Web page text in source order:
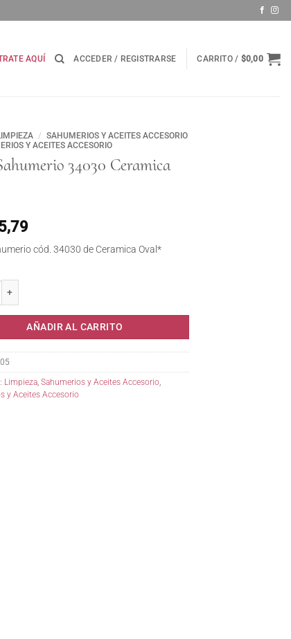
AQUÍ ACCEDER / REGISTRARSE CARRITO / $0,00
/ SAHUMERIOS Y ACEITES ACCESORIO
Y ACEITES ACCESORIO
34030 Ceramica
cód. 34030 de Ceramica Oval*
AÑADIR AL CARRITO
Limpieza, Sahumerios y Aceites Accesorio,
y Aceites Accesorio